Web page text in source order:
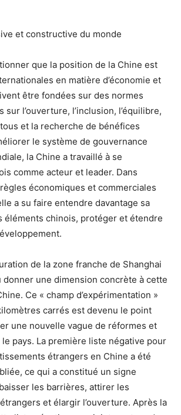
et constructive du monde
que la position de la Chine est
en matière d’économie et
être fondées sur des normes
l’ouverture, l’inclusion, l’équilibre,
et la recherche de bénéfices
le système de gouvernance
la Chine a travaillé à se
comme acteur et leader. Dans
économiques et commerciales
a su faire entendre davantage sa
éléments chinois, protéger et étendre
de la zone franche de Shanghai
donner une dimension concrète à cette
Ce « champ d’expérimentation »
carrés est devenu le point
une nouvelle vague de réformes et
le pays. La première liste négative pour
étrangers en Chine a été
ce qui a constitué un signe
les barrières, attirer les
et élargir l’ouverture. Après la